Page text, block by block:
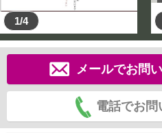
1/4
メールでお問
電話でお問